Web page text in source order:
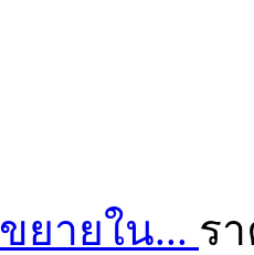
ยายใน... ร